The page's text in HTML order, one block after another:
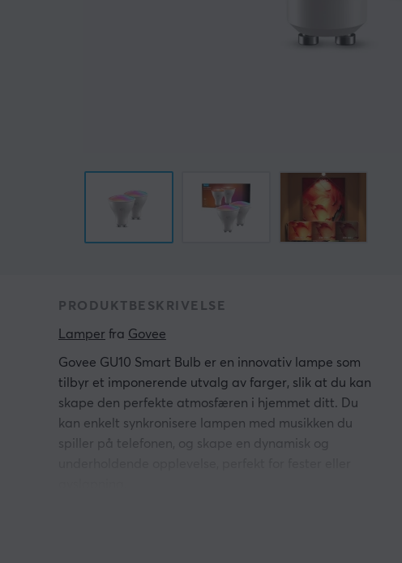
PRODUKTBESKRIVELSE
Lamper fra Govee
Govee GU10 Smart Bulb er en innovativ lampe som
tilbyr et imponerende utvalg av farger, slik at du kan
skape den perfekte atmosfæren i hjemmet ditt. Du
kan enkelt synkronisere lampen med musikken du
spiller på telefonen, og skape en dynamisk og